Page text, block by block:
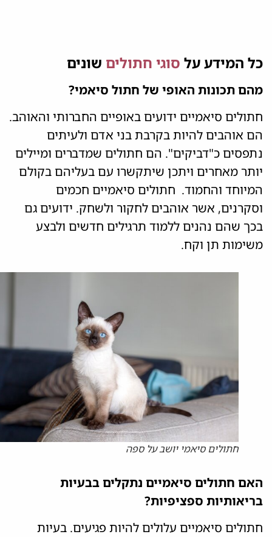
כל המידע על סוגי חתולים שונים
מהם תכונות האופי של חתול סיאמי?
חתולים סיאמיים ידועים באופיים החברותי והאוהב.
הם אוהבים להיות בקרבת בני אדם ולעיתים
נתפסים כ"דביקים". הם חתולים שמדברים ומיילים
יותר מאחרים ויתכן שיתקשרו עם בעליהם בקולם
המיוחד והחמוד. חתולים סיאמיים חכמים
וסקרנים, אשר אוהבים לחקור ולשחק. ידועים גם
בכך שהם נהנים ללמוד תרגילים חדשים ולבצע
משימות תן וקח.
חתולים סיאמי יושב על ספה
האם חתולים סיאמיים נתקלים בבעיות
בריאותיות ספציפיות?
חתולים סיאמיים עלולים להיות פגיעים. בעיות